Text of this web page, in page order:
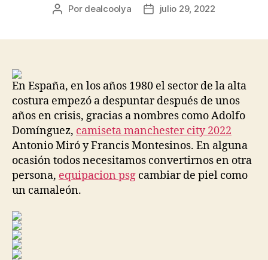
Autor
Por dealcoolya
Fechajulio 29, 2022
En España, en los años 1980 el sector de la alta
costura empezó a despuntar después de unos
años en crisis, gracias a nombres como Adolfo
Domínguez, camiseta manchester city 2022
Antonio Miró y Francis Montesinos. En alguna
ocasión todos necesitamos convertirnos en otra
persona, equipacion psg cambiar de piel como
un camaleón.